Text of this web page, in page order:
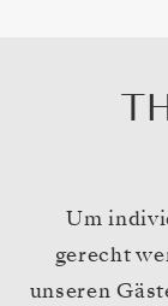
Um
gerecht
unseren